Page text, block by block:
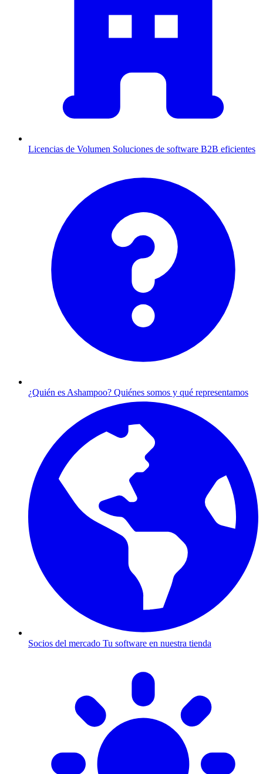
Licencias de Volumen Soluciones de software B2B eficientes
¿Quién es Ashampoo? Quiénes somos y qué representamos
Socios del mercado Tu software en nuestra tienda